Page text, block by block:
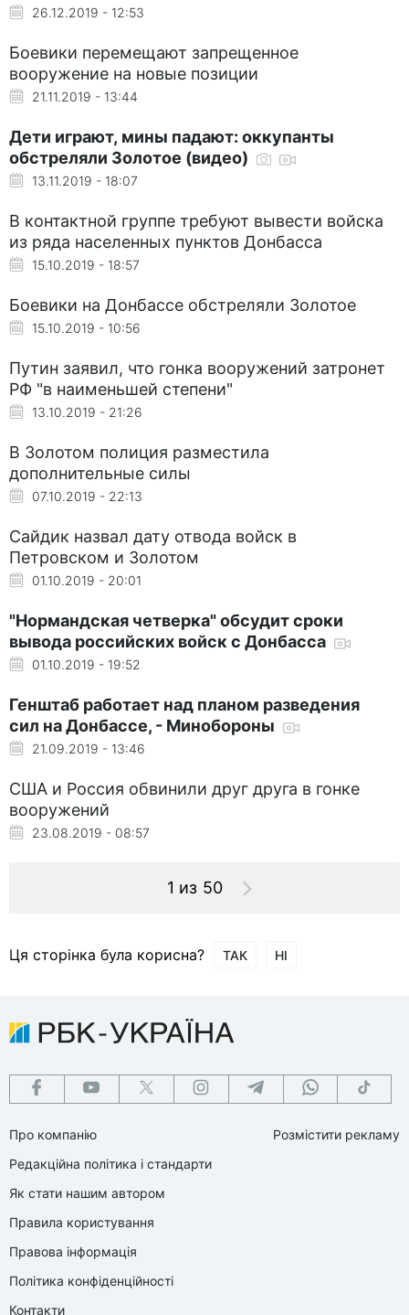
26.12.2019 - 12:53
Боевики перемещают запрещенное
вооружение на новые позиции
21.11.2019 - 13:44
Дети играют, мины падают: оккупанты
обстреляли Золотое (видео)
13.11.2019 - 18:07
В контактной группе требуют вывести войска
из ряда населенных пунктов Донбасса
15.10.2019 - 18:57
Боевики на Донбассе обстреляли Золотое
15.10.2019 - 10:56
Путин заявил, что гонка вооружений затронет
РФ "в наименьшей степени"
13.10.2019 - 21:26
В Золотом полиция разместила
дополнительные силы
07.10.2019 - 22:13
Сайдик назвал дату отвода войск в
Петровском и Золотом
01.10.2019 - 20:01
"Нормандская четверка" обсудит сроки
вывода российских войск с Донбасса
01.10.2019 - 19:52
Генштаб работает над планом разведения
сил на Донбассе, - Минобороны
21.09.2019 - 13:46
США и Россия обвинили друг друга в гонке
вооружений
23.08.2019 - 08:57
1 из 50
Ця сторінка була корисна? ТАК НІ
Про компанію
Редакційна політика і стандарти
Як стати нашим автором
Правила користування
Правова інформація
Політика конфіденційності
Контакти
Розмістити рекламу